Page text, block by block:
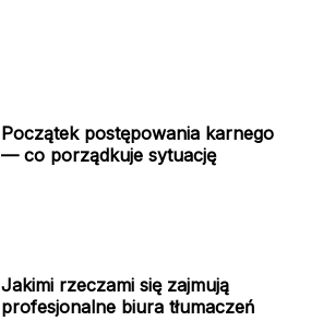
Początek postępowania karnego
— co porządkuje sytuację
Jakimi rzeczami się zajmują
profesjonalne biura tłumaczeń